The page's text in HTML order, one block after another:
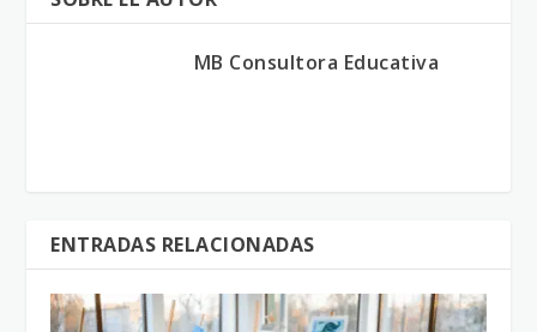
MB Consultora Educativa
ENTRADAS RELACIONADAS